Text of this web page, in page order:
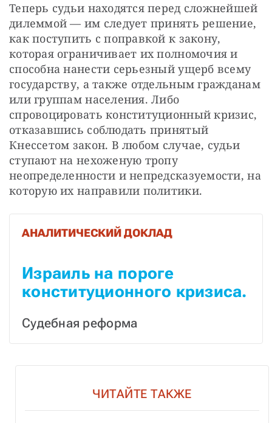
Теперь судьи находятся перед сложнейшей
дилеммой — им следует принять решение,
как поступить с поправкой к закону,
которая ограничивает их полномочия и
способна нанести серьезный ущерб всему
государству, а также отдельным гражданам
или группам населения. Либо
спровоцировать конституционный кризис,
отказавшись соблюдать принятый
Кнессетом закон. В любом случае, судьи
ступают на нехоженую тропу
неопределенности и непредсказуемости, на
которую их направили политики.
АНАЛИТИЧЕСКИЙ ДОКЛАД
Израиль на пороге
конституционного кризиса.
Судебная реформа
ЧИТАЙТЕ ТАКЖЕ